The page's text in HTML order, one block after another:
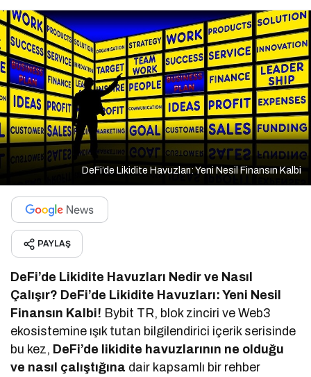
DeFi’de Likidite Havuzları: Yeni Nesil Finansın Kalbi
PAYLAŞ
DeFi’de Likidite Havuzları Nedir ve Nasıl
Çalışır? DeFi’de Likidite Havuzları: Yeni Nesil
Finansın Kalbi! Bybit TR, blok zinciri ve Web3
ekosistemine ışık tutan bilgilendirici içerik serisinde
bu kez, DeFi’de likidite havuzlarının ne olduğu
ve nasıl çalıştığına dair kapsamlı bir rehber